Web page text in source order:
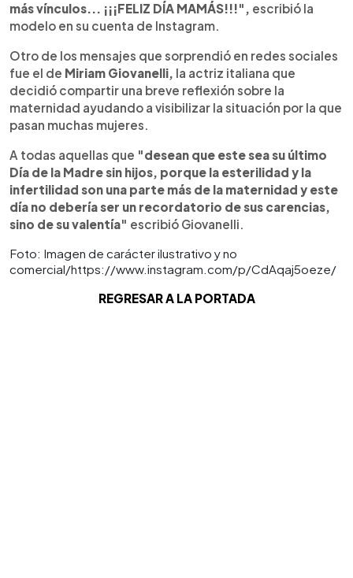
más vínculos... ¡¡¡FELIZ DÍA MAMÁS!!!", escribió la
modelo en su cuenta de Instagram.
Otro de los mensajes que sorprendió en redes sociales
fue el de Miriam Giovanelli, la actriz italiana que
decidió compartir una breve reflexión sobre la
maternidad ayudando a visibilizar la situación por la que
pasan muchas mujeres.
A todas aquellas que "desean que este sea su último
Día de la Madre sin hijos, porque la esterilidad y la
infertilidad son una parte más de la maternidad y este
día no debería ser un recordatorio de sus carencias,
sino de su valentía" escribió Giovanelli.
Foto: Imagen de carácter ilustrativo y no
comercial/https://www.instagram.com/p/CdAqaj5oeze/
REGRESAR A LA PORTADA